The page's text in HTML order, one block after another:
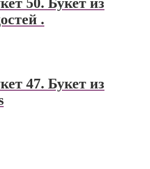
.
47. Букет из